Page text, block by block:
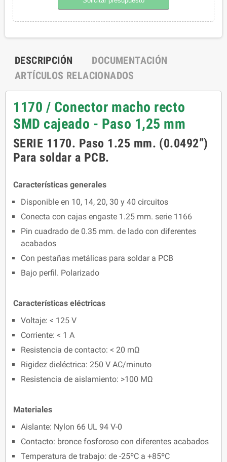
DESCRIPCIÓN
DOCUMENTACIÓN
ARTÍCULOS RELACIONADOS
1170 / Conector macho recto
SMD cajeado - Paso 1,25 mm
SERIE 1170. Paso 1.25 mm. (0.0492”)
Para soldar a PCB.
Características generales
Disponible en 10, 14, 20, 30 y 40 circuitos
Conecta con cajas engaste 1.25 mm. serie 1166
Pin cuadrado de 0.35 mm. de lado con diferentes
acabados
Con pestañas metálicas para soldar a PCB
Bajo perfil. Polarizado
Características eléctricas
Voltaje: < 125 V
Corriente: < 1 A
Resistencia de contacto: < 20 mΩ
Rigidez dieléctrica: 250 V AC/minuto
Resistencia de aislamiento: >100 MΩ
Materiales
Aislante: Nylon 66 UL 94 V-0
Contacto: bronce fosforoso con diferentes acabados
Temperatura de trabajo: de -25ºC a +85ºC